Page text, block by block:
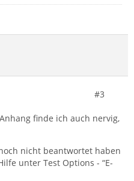
#3
finde ich auch nervig,
nicht beantwortet haben
unter Test Options - “E-